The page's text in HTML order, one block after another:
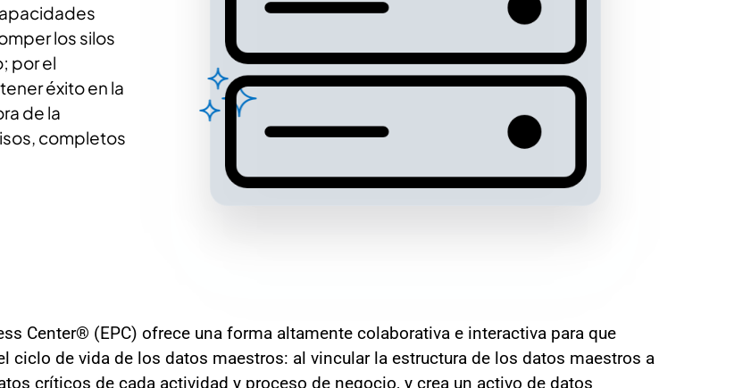
los silos
por el
éxito en la
de la
completos
Center® (EPC) ofrece una forma altamente colaborativa e interactiva para que
ciclo de vida de los datos maestros: al vincular la estructura de los datos maestros a
críticos de cada actividad y proceso de negocio, y crea un activo de datos